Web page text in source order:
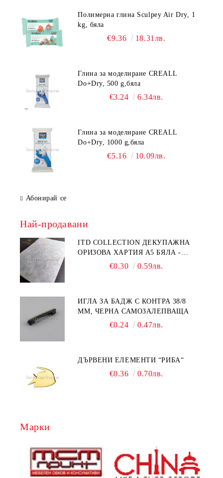
Полимерна глина Sculpey Air Dry, 1
kg, бяла
€9.36 18.31лв.
Глина за моделиране CREALL
Do+Dry, 500 g,бяла
€3.24 6.34лв.
Глина за моделиране CREALL
Do+Dry, 1000 g,бяла
€5.16 10.09лв.
Абонирай се
Най-продавани
ITD COLLECTION ДЕКУПАЖНА
ОРИЗОВА ХАРТИЯ А5 БЯЛА -
€0.30 0.59лв.
ИГЛА ЗА БАДЖ С КОНТРА 38/8
ММ, ЧЕРНА САМОЗАЛЕПВАЩА
€0.24 0.47лв.
ДЪРВЕНИ ЕЛЕМЕНТИ “РИБА“
€0.36 0.70лв.
Марки